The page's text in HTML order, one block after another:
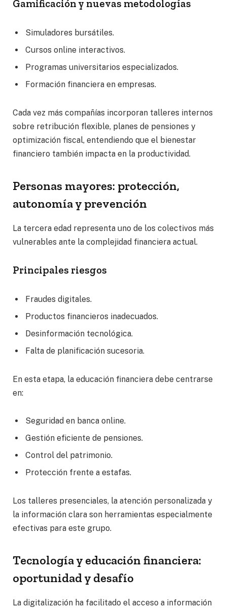
Gamificación y nuevas metodologías
Simuladores bursátiles.
Cursos online interactivos.
Programas universitarios especializados.
Formación financiera en empresas.
Cada vez más compañías incorporan talleres internos
sobre retribución flexible, planes de pensiones y
optimización fiscal, entendiendo que el bienestar
financiero también impacta en la productividad.
Personas mayores: protección,
autonomía y prevención
La tercera edad representa uno de los colectivos más
vulnerables ante la complejidad financiera actual.
Principales riesgos
Fraudes digitales.
Productos financieros inadecuados.
Desinformación tecnológica.
Falta de planificación sucesoria.
En esta etapa, la educación financiera debe centrarse
en:
Seguridad en banca online.
Gestión eficiente de pensiones.
Control del patrimonio.
Protección frente a estafas.
Los talleres presenciales, la atención personalizada y
la información clara son herramientas especialmente
efectivas para este grupo.
Tecnología y educación financiera:
oportunidad y desafío
La digitalización ha facilitado el acceso a información